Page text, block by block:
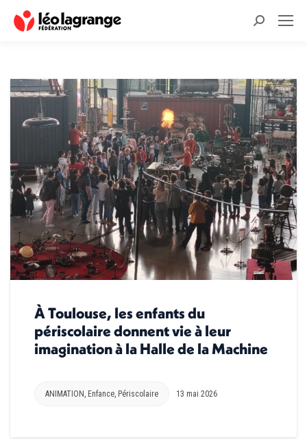
Recherche
À Toulouse, les enfants du
périscolaire donnent vie à leur
imagination à la Halle de la Machine
ANIMATION, Enfance, Périscolaire 13 mai 2026